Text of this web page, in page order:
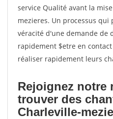
service Qualité avant la
mezieres. Un processus
véracité d'une demande de
rapidement $etre en
réaliser rapidement leurs
Rejoignez notre
trouver des
Charleville-